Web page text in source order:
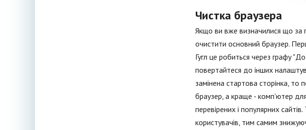
Чистка браузера
Якщо ви вже визначилися що за
очистити основний браузер.
Гугл це робиться через графу
повертайтеся до інших
замінена стартова сторінка, то
браузер, а краще - комп'ютер для
перевірених і популярних
користувачів, тим самим